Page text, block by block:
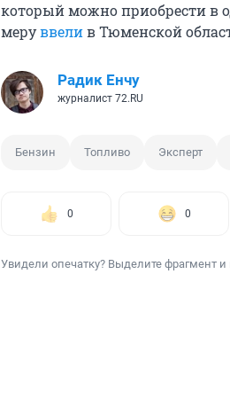
который можно приобрести в
меруввелив Тюменской
Радик Енчу
журналист 72.RU
Бензин Топливо Эксперт
0 0
Увидели опечатку? Выделите фрагмент и